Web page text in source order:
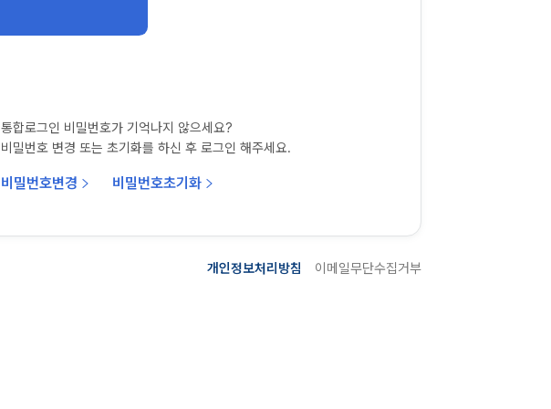
통합로그인 비밀번호가 기억나지 않으세요?
비밀번호 변경 또는 초기화를 하신 후 로그인 해주세요.
비밀번호변경 비밀번호초기화
개인정보처리방침 이메일무단수집거부